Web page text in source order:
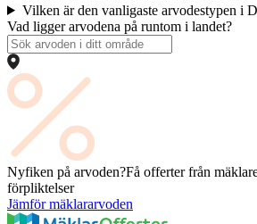
Vilken är den vanligaste arvodestypen i
Vad ligger arvodena på runtom i landet?
Nyfiken på arvoden?Få offerter från
förpliktelser
Jämför mäklararvoden